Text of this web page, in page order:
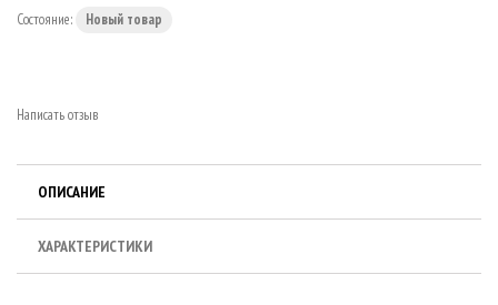
Состояние: Новый товар
Написать отзыв
ОПИСАНИЕ
ХАРАКТЕРИСТИКИ